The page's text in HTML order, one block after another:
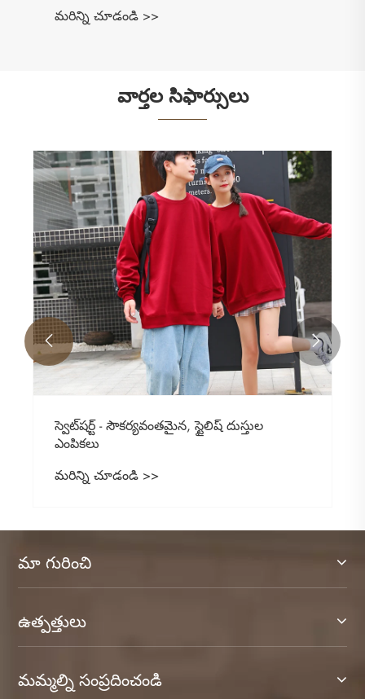
మరిన్ని చూడండి >>
వార్తల సిఫార్సులు
స్వెట్‌షర్ట్ - సౌకర్యవంతమైన, స్టైలిష్ దుస్తుల
ఎంపికలు
మరిన్ని చూడండి >>
 
మా గురించి
ఉత్పత్తులు
మమ్మల్ని సంప్రదించండి